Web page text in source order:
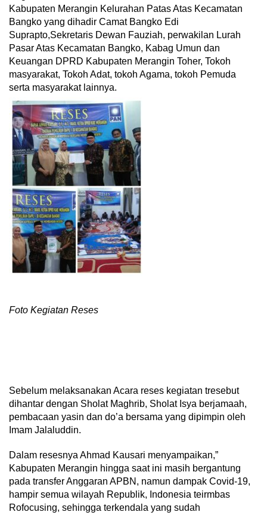
Kabupaten Merangin Kelurahan Patas Atas Kecamatan
Bangko yang dihadir Camat Bangko Edi
Suprapto,Sekretaris Dewan Fauziah, perwakilan Lurah
Pasar Atas Kecamatan Bangko, Kabag Umun dan
Keuangan DPRD Kabupaten Merangin Toher, Tokoh
masyarakat, Tokoh Adat, tokoh Agama, tokoh Pemuda
serta masyarakat lainnya.
Foto Kegiatan Reses
Sebelum melaksanakan Acara reses kegiatan tresebut
dihantar dengan Sholat Maghrib, Sholat Isya berjamaah,
pembacaan yasin dan do’a bersama yang dipimpin oleh
Imam Jalaluddin.
Dalam resesnya Ahmad Kausari menyampaikan,”
Kabupaten Merangin hingga saat ini masih bergantung
pada transfer Anggaran APBN, namun dampak Covid-19,
hampir semua wilayah Republik, Indonesia teirmbas
Rofocusing, sehingga terkendala yang sudah